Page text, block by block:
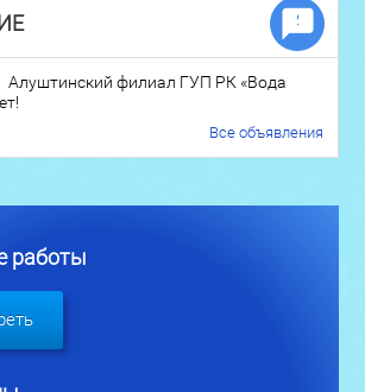
Алуштинский филиал ГУП РК «Вода
Все объявления
работы